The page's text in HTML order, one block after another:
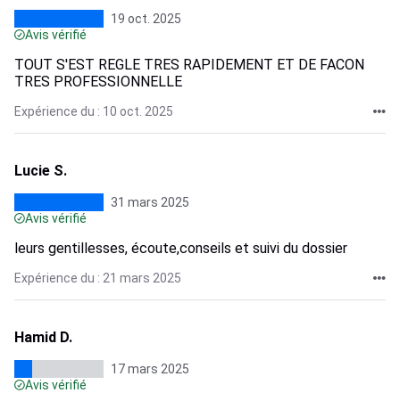
19 oct. 2025
Avis vérifié
TOUT S'EST REGLE TRES RAPIDEMENT ET DE FACON
TRES PROFESSIONNELLE
Expérience du : 10 oct. 2025
Lucie S.
31 mars 2025
Avis vérifié
leurs gentillesses, écoute,conseils et suivi du dossier
Expérience du : 21 mars 2025
Hamid D.
17 mars 2025
Avis vérifié